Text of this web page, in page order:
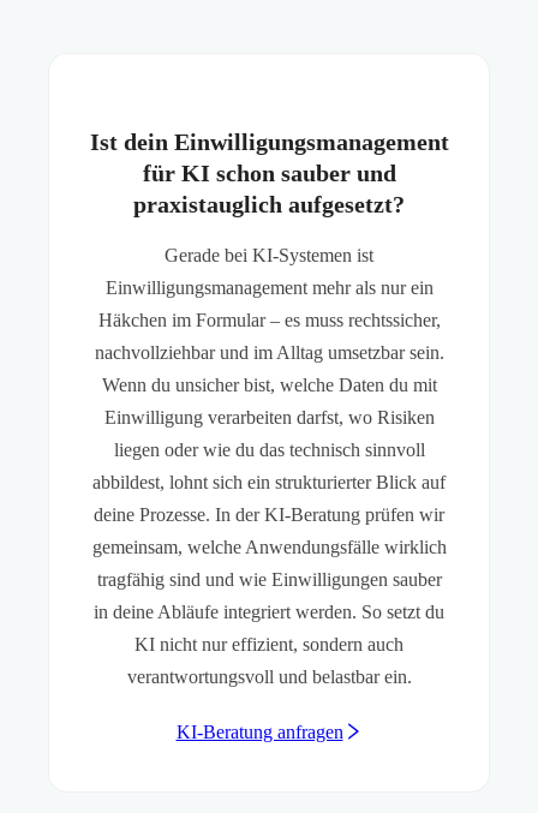
Ist dein Einwilligungsmanagement
für KI schon sauber und
praxistauglich aufgesetzt?
Gerade bei KI-Systemen ist
Einwilligungsmanagement mehr als nur ein
Häkchen im Formular – es muss rechtssicher,
nachvollziehbar und im Alltag umsetzbar sein.
Wenn du unsicher bist, welche Daten du mit
Einwilligung verarbeiten darfst, wo Risiken
liegen oder wie du das technisch sinnvoll
abbildest, lohnt sich ein strukturierter Blick auf
deine Prozesse. In der KI-Beratung prüfen wir
gemeinsam, welche Anwendungsfälle wirklich
tragfähig sind und wie Einwilligungen sauber
in deine Abläufe integriert werden. So setzt du
KI nicht nur effizient, sondern auch
verantwortungsvoll und belastbar ein.
KI-Beratung anfragen